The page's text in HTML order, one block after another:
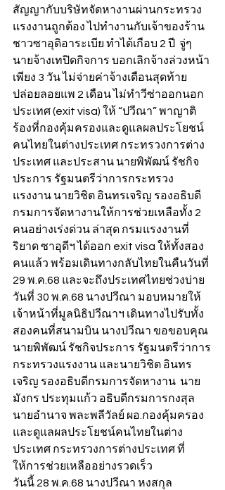
สัญญากับบริษัทจัดหางานผ่านกระทรวง
แรงงานถูกต้อง ไปทำงานกับเจ้าของร้าน
ชาวซาอุดิอาระเบีย ทำได้เกือบ 2 ปี  จู่ๆ
นายจ้างเทปิดกิจการ บอกเลิกจ้างล่วงหน้า
เพียง 3 วัน ไม่จ่ายค่าจ้างเดือนสุดท้าย
ปล่อยลอยแพ 2 เดือน ไม่ทำวีซ่าออกนอก
ประเทศ (exit visa) ให้ “ปวีณา” พาญาติ
ร้องที่กองคุ้มครองและดูแลผลประโยชน์
คนไทยในต่างประเทศ กระทรวงการต่าง
ประเทศ และประสาน นายพิพัฒน์ รัชกิจ
ประการ รัฐมนตรีว่าการกระทรวง
แรงงาน นายวิชิต อินทรเจริญ รองอธิบดี
กรมการจัดหางานให้การช่วยเหลือทั้ง 2
คนอย่างเร่งด่วน ล่าสุด กรมแรงงานที่
ริยาด ซาอุดีฯ ได้ออก exit visa ให้ทั้งสอง
คนแล้ว พร้อมเดินทางกลับไทยในคืนวันที่
29 พ.ค.68 และจะถึงประเทศไทยช่วงบ่าย
วันที่ 30 พ.ค.68 นางปวีณา มอบหมายให้
เจ้าหน้าที่มูลนิธิปวีณาฯ เดินทางไปรับทั้ง
สองคนที่สนามบิน นางปวีณา ขอขอบคุณ
นายพิพัฒน์ รัชกิจประการ รัฐมนตรีว่าการ
กระทรวงแรงงาน และนายวิชิต อินทร
เจริญ รองอธิบดีกรมการจัดหางาน  นาย
มังกร ประทุมแก้ว อธิบดีกรมการกงสุล
นายอำนาจ พละพลีวัลย์ ผอ.กองคุ้มครอง
และดูแลผลประโยชน์คนไทยในต่าง
ประเทศ กระทรวงการต่างประเทศ ที่
ให้การช่วยเหลืออย่างรวดเร็ว
วันนี้ 28 พ.ค.68 นางปวีณา หงสกุล